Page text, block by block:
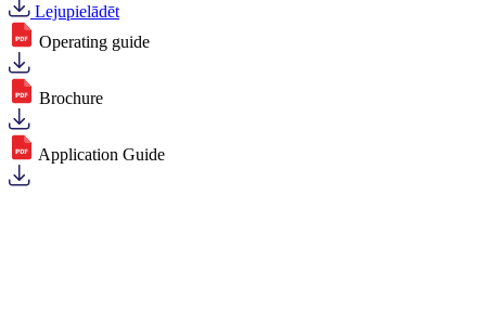
Lejupielādēt
Operating guide
Brochure
Application Guide